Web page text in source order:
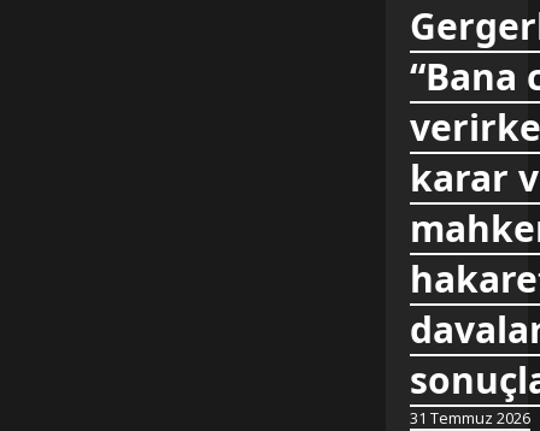
“Bana
karar
31 Temmuz 2026